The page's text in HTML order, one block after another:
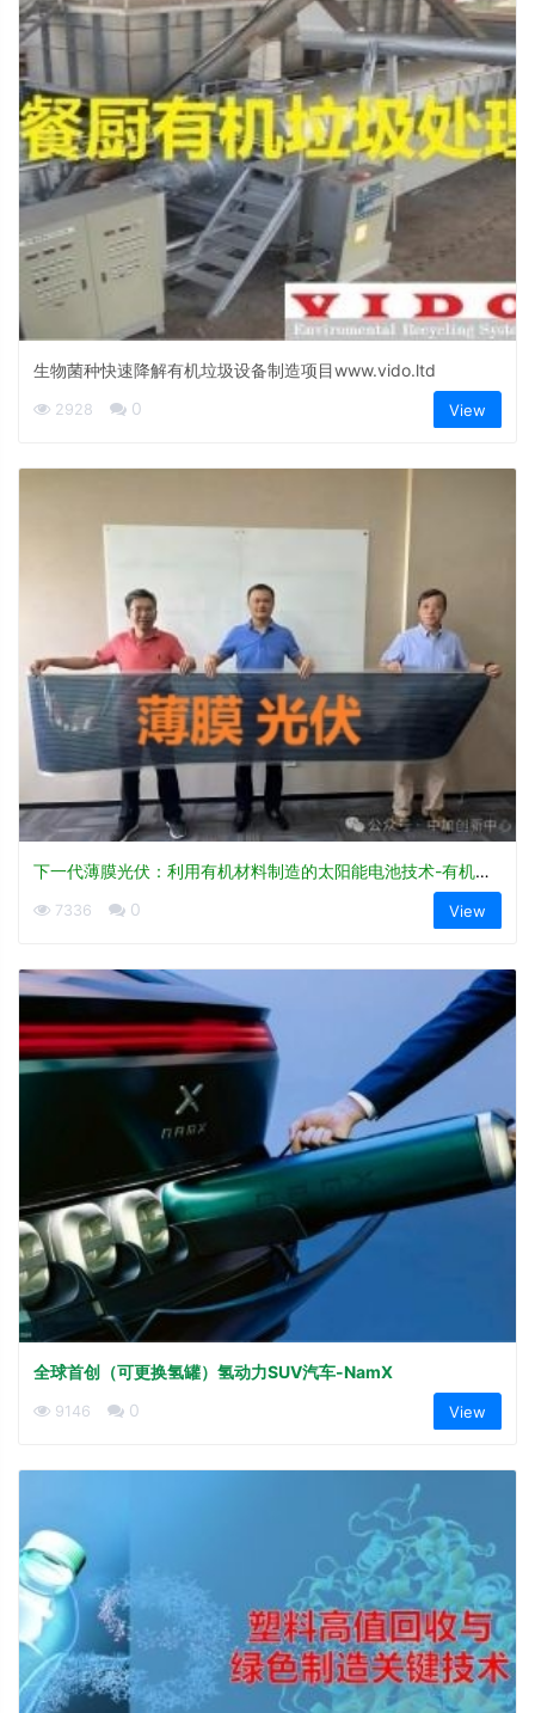
生物菌种快速降解有机垃圾设备制造项目www.vido.ltd
2928 0 View
下一代薄膜光伏：利用有机材料制造的太阳能电池技术-有机光
伏（OPV）电池 1-solar.com
7336 0 View
全球首创（可更换氢罐）氢动力SUV汽车-NamX
9146 0 View